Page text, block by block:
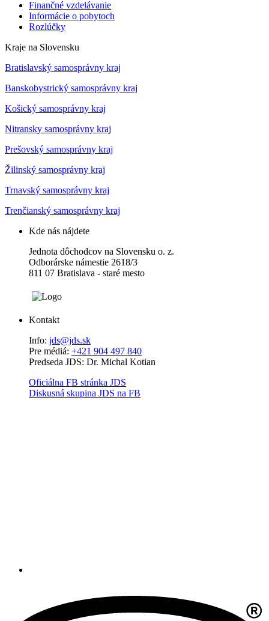
Finančné vzdelávanie
Informácie o pobytoch
Rozlúčky
Kraje na Slovensku
Bratislavský samosprávny kraj
Banskobystrický samosprávny kraj
Košický samosprávny kraj
Nitransky samosprávny kraj
Prešovský samosprávny kraj
Žilinský samosprávny kraj
Trnavský samosprávny kraj
Trenčianský samosprávny kraj
Kde nás nájdete
Jednota dôchodcov na Slovensku o. z.
Odborárske námestie 2618/3
811 07 Bratislava - staré mesto
Kontakt
Info: jds@jds.sk
Pre médiá: +421 904 497 840
Predseda JDS: Dr. Michal Kotian
Oficiálna FB stránka JDS
Diskusná skupina JDS na FB